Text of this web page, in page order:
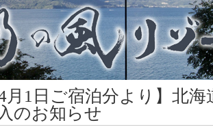
4月1日ご宿泊分より】北
のお知らせ